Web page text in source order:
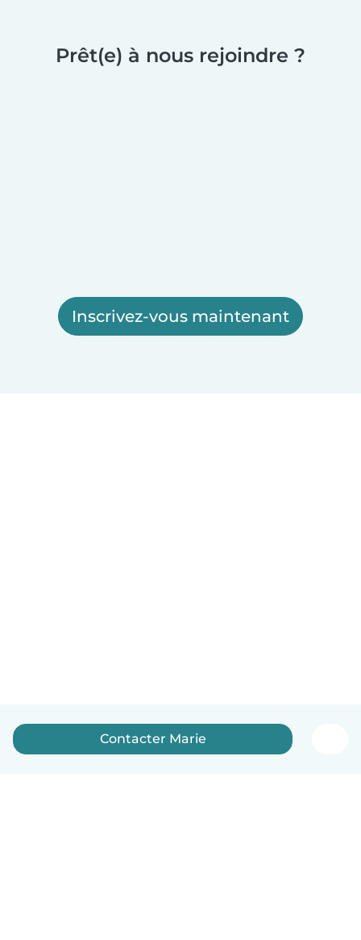
Prêt(e) à nous rejoindre ?
Inscrivez-vous maintenant
Contacter Marie